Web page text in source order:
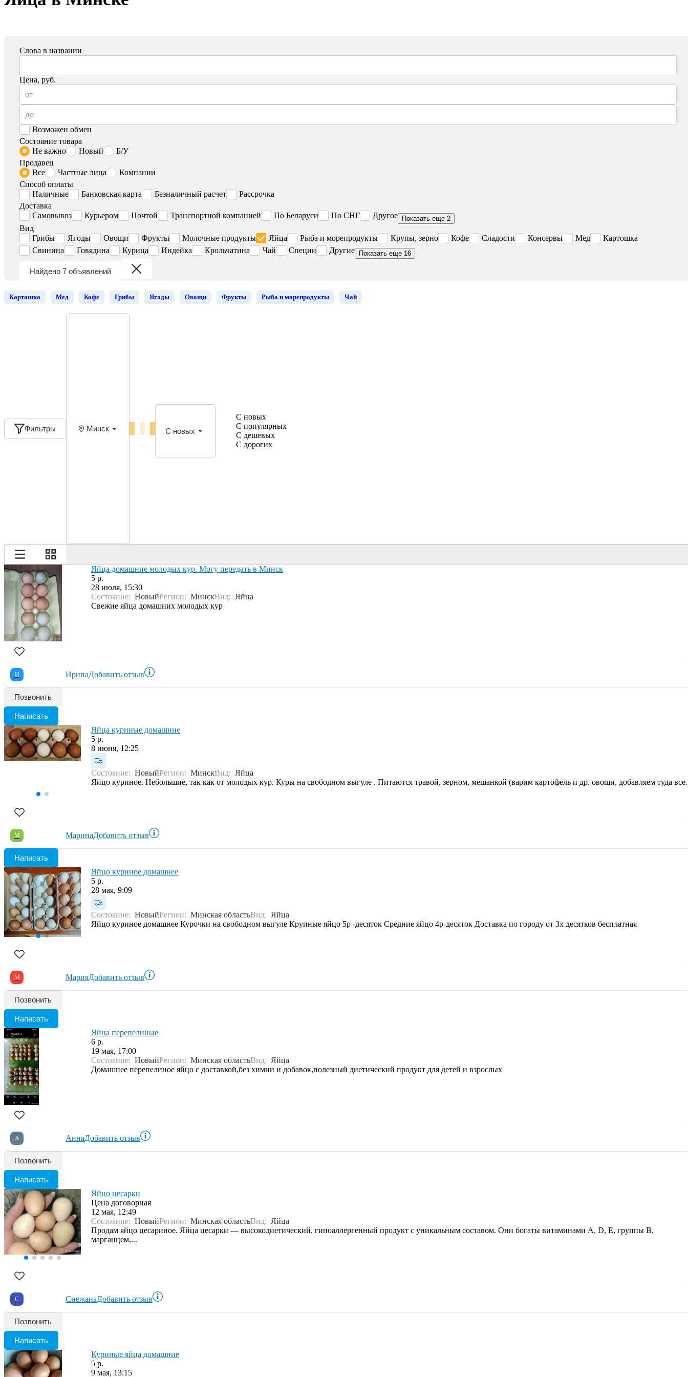
Слова в названии
Цена, руб.
Возможен обмен
Состояние товара
Не важно
Новый
Б/У
Продавец
Все
Частные лица
Компании
Способ оплаты
Наличные
Банковская карта Безналичный расчет
Рассрочка
Доставка
Самовывоз
Курьером Почтой Транспортной компанией По Беларуси По СНГ Другое Показать еще 2
Вид
Грибы
Ягоды Овощи Фрукты Молочные продукты Яйца Рыба и морепродукты Крупы, зерно Кофе Сладости Консервы Мед
Картошка
Свинина
Говядина Курица Индейка Крольчатина Чай Специи Другие Показать еще 16
Найдено 7 объявлений
Картошка Мед Кофе Грибы Ягоды Овощи Фрукты Рыба и морепродукты Чай
Фильтры Минск С новых
С новых
С популярных
С дешевых
С дорогих
Яйца домашние молодых кур. Могу передать в Минск
5 р.
28 июля, 15:30
Состояние: НовыйРегион: МинскВид: Яйца
Свежие яйца домашних молодых кур
И ИринаДобавить отзыв
Позвонить
Написать
Яйца куриные домашние
5 р.
8 июня, 12:25
Состояние: НовыйРегион: МинскВид: Яйца
Яйцо куриное. Небольшие, так как от молодых кур. Куры на свободном выгуле . Питаются травой, зерном, мешанкой (варим картофель и др. овощи, добавляем туда
М МаринаДобавить отзыв
Написать
Яйцо куриное домашнее
5 р.
28 мая, 9:09
Состояние: НовыйРегион: Минская областьВид: Яйца
Яйцо куриное домашнее Курочки на свободном выгуле Крупные яйцо 5р -десяток Средние яйцо 4р-десяток Доставка по городу от 3х десятков бесплатная
М МарияДобавить отзыв
Позвонить
Написать
Яйца перепелиные
6 р.
19 мая, 17:00
Состояние: НовыйРегион: Минская областьВид: Яйца
Домашнее перепелиное яйцо с доставкой,без химии и добавок,полезный диетический продукт для детей и взрослых
А АннаДобавить отзыв
Позвонить
Написать
Яйцо цесарки
Цена договорная
12 мая, 12:49
Состояние: НовыйРегион: Минская областьВид: Яйца
Продам яйцо цесариное. Яйца цесарки — высокодиетический, гипоаллергенный продукт с уникальным составом. Они богаты витаминами A, D, E, группы B,
марганцем,...
С СнежанаДобавить отзыв
Позвонить
Написать
Куриные яйца домашние
5 р.
9 мая, 13:15